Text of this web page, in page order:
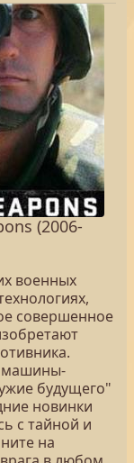
(2006-
военных
совершенное
машины-
будущего"
новинки
с тайной и
на